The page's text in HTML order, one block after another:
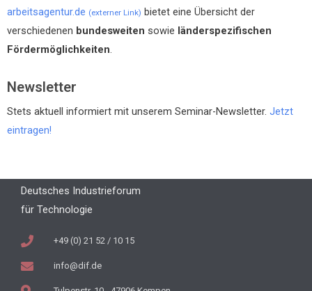
arbeitsagentur.de (externer Link) bietet eine Übersicht der
verschiedenen bundesweiten sowie länderspezifischen
Fördermöglichkeiten.
Newsletter
Stets aktuell informiert mit unserem Seminar-Newsletter. Jetzt
eintragen!
Deutsches Industrieforum
für Technologie
+49 (0) 21 52 / 10 15
info@dif.de